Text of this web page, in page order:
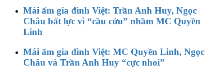
Mái ấm gia đình Việt: Trần Anh Huy, Ngọc
Châu bất lực vì “cầu cứu” nhầm MC Quyền
Linh
Mái ấm gia đình Việt: MC Quyền Linh, Ngọc
Châu và Trần Anh Huy “cực nhoi”